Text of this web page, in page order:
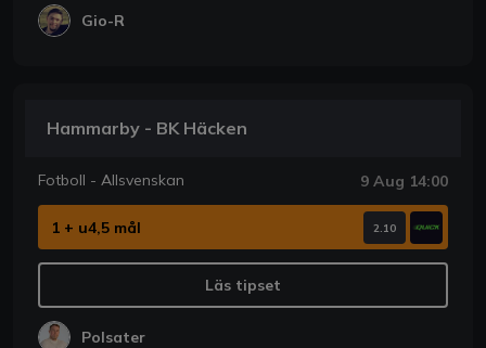
Gio-R
Hammarby - BK Häcken
Fotboll - Allsvenskan 9 Aug 14:00
1 + u4,5 mål 2.10
Läs tipset
Polsater